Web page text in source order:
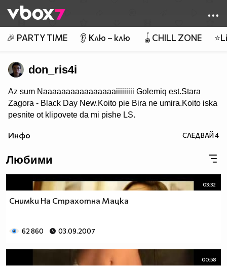
👾
🎉 PARTY TIME 👂 Клю – клю 🪀CHILL ZONE
don_ris4i
Az sum Naaaaaaaaaaaaaaaaiiiiiiiii Golemiq est.Stara
Zagora - Black Day New.Koito pie Bira ne umira.Koito iska
pesnite ot klipovete da mi pishe LS.
Инфо СЛЕДВАЙ4
Любими
03:32
Снимки На Страхотна Мацка
62 860 03.09.2007
00:58